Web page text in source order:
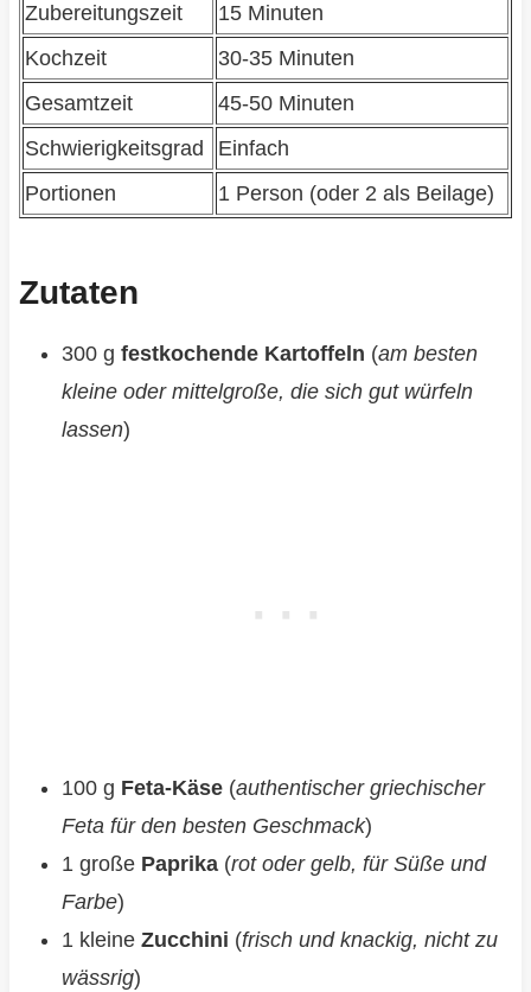
Zubereitungszeit
15 Minuten
Kochzeit
30-35 Minuten
Gesamtzeit
45-50 Minuten
Schwierigkeitsgrad
Einfach
Portionen
1 Person (oder 2 als Beilage)
Zutaten
300 g festkochende Kartoffeln (am besten
kleine oder mittelgroße, die sich gut würfeln
lassen)
100 g Feta-Käse(authentischer griechischer
Feta für den besten Geschmack)
1 große Paprika(rot oder gelb, für Süße und
Farbe)
1 kleine Zucchini (frisch und knackig, nicht zu
wässrig)